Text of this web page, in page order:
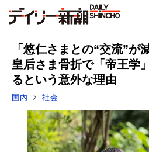
「悠仁さまとの“交流”
皇后さま骨折で「帝王学
るという意外な理由
国内 社会